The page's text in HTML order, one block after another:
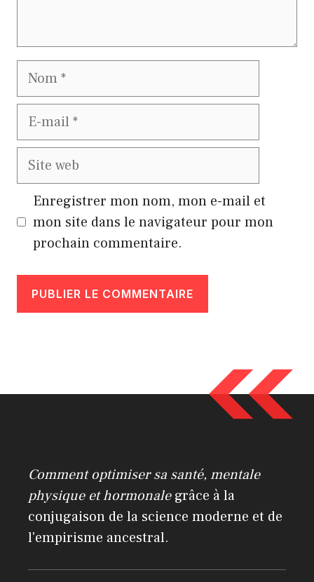
Nom
E-
Site
Enregistrer mon nom, mon e-mail et
mon site dans le navigateur pour mon
prochain commentaire.
e
Comment optimiser sa santé, mentale
physique et hormonalegrâce à la
conjugaison de la science moderne et de
l'empirisme ancestral.